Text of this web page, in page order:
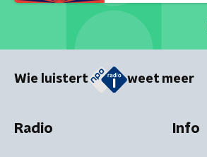
Wie luistert weet meer
Radio Info